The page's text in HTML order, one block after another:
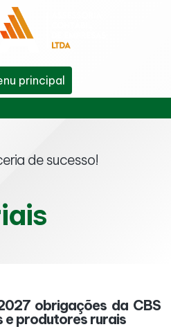
principal
de sucesso!
obrigações da CBS
produtores rurais